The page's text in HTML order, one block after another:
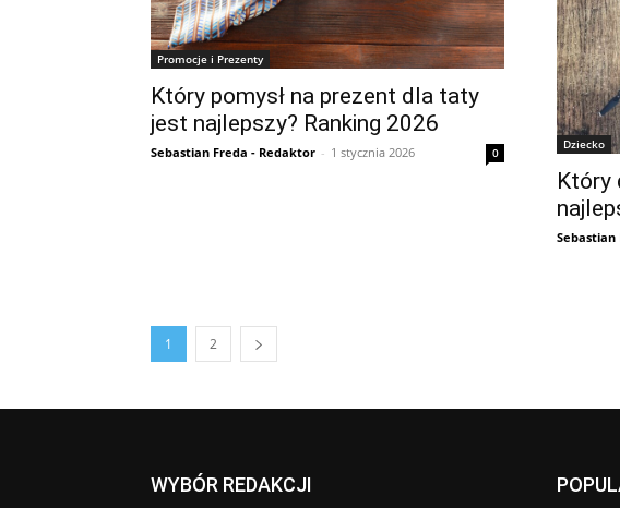
Promocje i Prezenty
Który pomysł na prezent dla taty
jest najlepszy? Ranking 2026
Sebastian Freda - Redaktor - 1 stycznia 2026 0
Dziecko
Który
1 2
WYBÓR REDAKCJI